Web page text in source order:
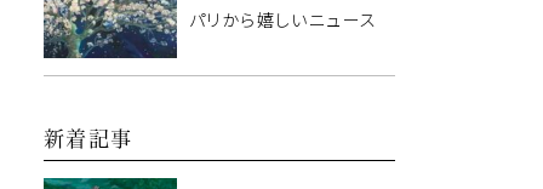
パリから嬉しいニュース
新着記事